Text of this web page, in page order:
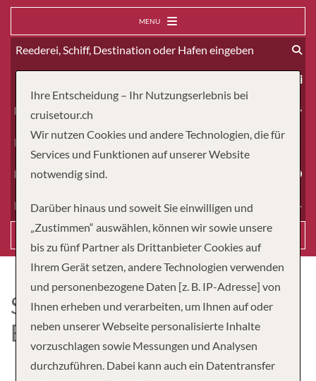
MENU
Erwachsene
Kinder
Dauer
Reiseart
Suchen
SANCTUARY YANGZI
EXPLORER
Ihre Entscheidung – Ihr Nutzungserlebnis bei
cruisetour.ch
Wir nutzen Cookies und andere Technologien, die für
Services und Funktionen auf unserer Website
notwendig sind.
Darüber hinaus und soweit Sie einwilligen und
„Zustimmen“ auswählen, können wir sowie unsere
bis zu fünf Partner als Drittanbieter Cookies auf
Ihrem Gerät setzen, andere Technologien verwenden
und personenbezogene Daten [z. B. IP-Adresse] von
Ihnen erheben und verarbeiten, um Ihnen auf oder
neben unserer Webseite personalisierte Inhalte
vorzuschlagen sowie Messungen und Analysen
durchzuführen. Dabei kann auch ein Datentransfer